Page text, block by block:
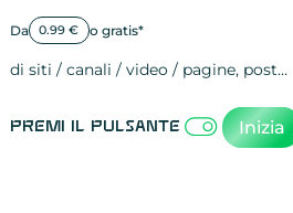
Da 0.99 € o gratis*
di siti / canali / video / pagine, post…
Premi il pulsante Inizia